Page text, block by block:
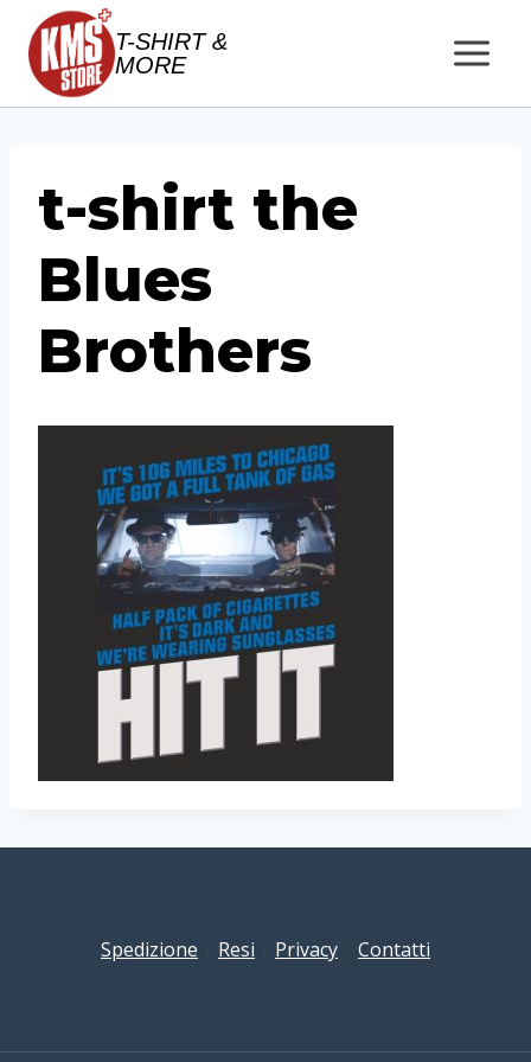
Salta
contenuto
T-SHIRT &
MORE
t-shirt the
Blues
Brothers
Spedizione Resi Privacy Contatti